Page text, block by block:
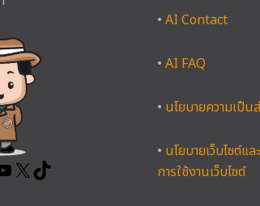
• AI Contact
• AI FAQ
• นโยบายความเป็น
• นโยบายเว็บไซต์แ
การใช้งานเว็บไซต์